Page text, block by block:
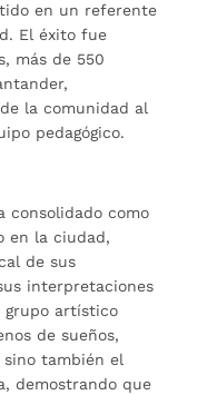
en un referente
El éxito fue
más de 550
la comunidad al
pedagógico.
consolidado como
en la ciudad,
de sus
interpretaciones
grupo artístico
de sueños,
sino también el
demostrando que